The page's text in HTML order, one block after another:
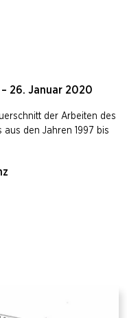
26. Januar 2020
der Arbeiten des
aus den Jahren 1997 bis